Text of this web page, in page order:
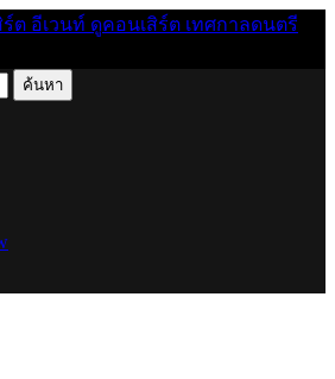
อีเวนท์ ดูคอนเสิร์ต เทศกาลดนตรี เพลง